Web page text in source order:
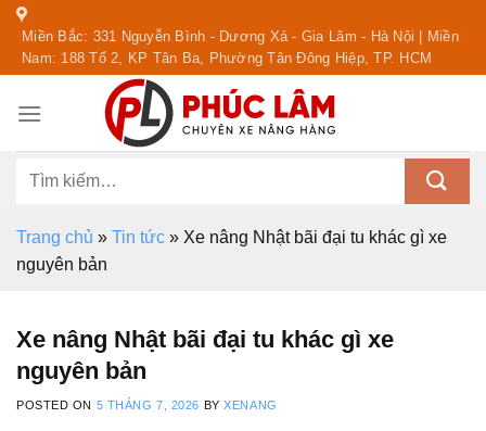
Skip
content
Miền Bắc: 331 Nguyễn Bình - Dương Xá - Gia Lâm - Hà Nội | Miền
Nam: 188 Tổ 2, KP Tân Ba, Phường Tân Đông Hiệp, TP. HCM
Tìm
Trang chủ » Tin tức » Xe nâng Nhật bãi đại tu khác gì xe
nguyên bản
Xe nâng Nhật bãi đại tu khác gì xe
nguyên bản
POSTED ON 5 THÁNG 7, 2026 BYXENANG